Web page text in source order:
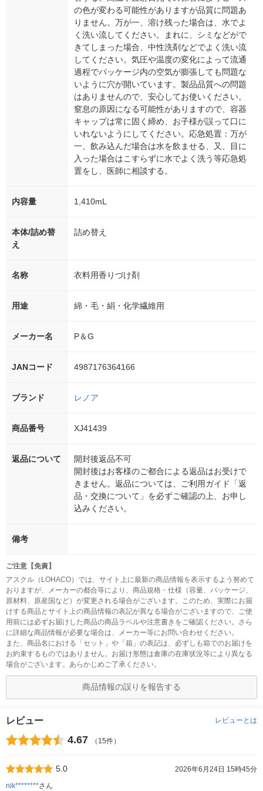
の色が変わる可能性がありますが品質に問題あ
りません。万が一、溶け残った場合は、水でよ
く洗い流してください。まれに、シミなどがで
きてしまった場合、中性洗剤などでよく洗い流
してください。気圧や温度の変化によって流通
過程でパッケージ内の空気が膨張しても問題な
いように穴が開いています。製品品質への問題
はありませんので、安心してお使いください。
窒息の原因になる可能性がありますので、容器
キャップは常に固く締め、お子様が誤って口に
いれないようにしてください。応急処置：万が
一、飲み込んだ場合は水を飲ませる、又、目に
入った場合はこすらずに水でよく洗う等応急処
置をし、医師に相談する。
内容量 1,410mL
本体/詰め替
え
詰め替え
名称 衣料用香りづけ剤
用途 綿・毛・絹・化学繊維用
メーカー名 P＆G
JANコード 4987176364166
ブランド レノア
商品番号 XJ41439
返品について
開封後返品不可
開封後はお客様のご都合による返品はお受けで
きません。返品については、ご利用ガイド「返
品・交換について」を必ずご確認の上、お申し
込みください。
備考
ご注意【免責】
アスクル（LOHACO）では、サイト上に最新の商品情報を表示するよう努めて
おりますが、メーカーの都合等により、商品規格・仕様（容量、パッケージ、
原材料、原産国など）が変更される場合がございます。このため、実際にお届
けする商品とサイト上の商品情報の表記が異なる場合がございますので、ご使
用前には必ずお届けした商品の商品ラベルや注意書きをご確認ください。さら
に詳細な商品情報が必要な場合は、メーカー等にお問い合わせください。
また、商品名における「セット」や「箱」の表記は、必ずしも箱でのお届けを
お約束するものではありません。お届け形態は倉庫の在庫状況等により異なる
場合がございます。あらかじめご了承ください。
商品情報の誤りを報告する
レビュー レビューとは
4.67 （15件）
5.0
2026年6月24日 15時45分
nik********さん